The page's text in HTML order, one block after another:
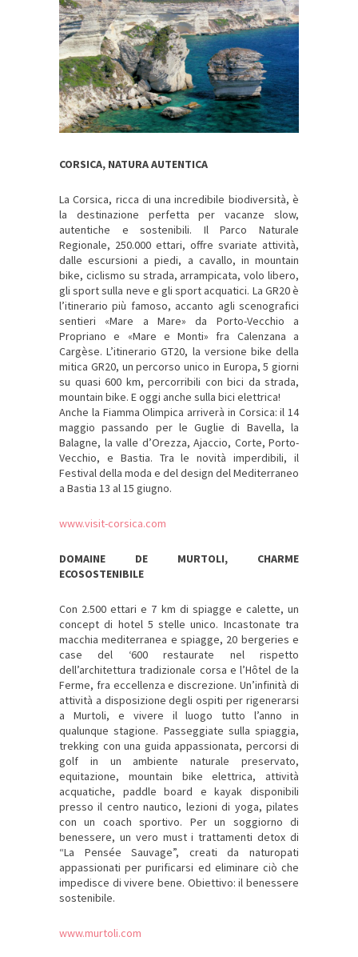
CORSICA, NATURA AUTENTICA
La Corsica, ricca di una incredibile biodiversità, è
la destinazione perfetta per vacanze slow,
autentiche e sostenibili. Il Parco Naturale
Regionale, 250.000 ettari, offre svariate attività,
dalle escursioni a piedi, a cavallo, in mountain
bike, ciclismo su strada, arrampicata, volo libero,
gli sport sulla neve e gli sport acquatici. La GR20 è
l’itinerario più famoso, accanto agli scenografici
sentieri «Mare a Mare» da Porto-Vecchio a
Propriano e «Mare e Monti» fra Calenzana a
Cargèse. L’itinerario GT20, la versione bike della
mitica GR20, un percorso unico in Europa, 5 giorni
su quasi 600 km, percorribili con bici da strada,
mountain bike. E oggi anche sulla bici elettrica!
Anche la Fiamma Olimpica arriverà in Corsica: il 14
maggio passando per le Guglie di Bavella, la
Balagne, la valle d’Orezza, Ajaccio, Corte, Porto-
Vecchio, e Bastia. Tra le novità imperdibili, il
Festival della moda e del design del Mediterraneo
a Bastia 13 al 15 giugno.
www.visit-corsica.com
DOMAINE DE MURTOLI, CHARME
ECOSOSTENIBILE
Con 2.500 ettari e 7 km di spiagge e calette, un
concept di hotel 5 stelle unico. Incastonate tra
macchia mediterranea e spiagge, 20 bergeries e
case del ‘600 restaurate nel rispetto
dell’architettura tradizionale corsa e l’Hôtel de la
Ferme, fra eccellenza e discrezione. Un’infinità di
attività a disposizione degli ospiti per rigenerarsi
a Murtoli, e vivere il luogo tutto l’anno in
qualunque stagione. Passeggiate sulla spiaggia,
trekking con una guida appassionata, percorsi di
golf in un ambiente naturale preservato,
equitazione, mountain bike elettrica, attività
acquatiche, paddle board e kayak disponibili
presso il centro nautico, lezioni di yoga, pilates
con un coach sportivo. Per un soggiorno di
benessere, un vero must i trattamenti detox di
“La Pensée Sauvage”, creati da naturopati
appassionati per purificarsi ed eliminare ciò che
impedisce di vivere bene. Obiettivo: il benessere
sostenibile.
www.murtoli.com